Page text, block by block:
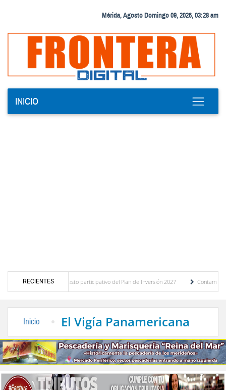
Mérida, Agosto Domingo 09, 2026, 03:28 am
INICIO
RECIENTES
del presupuesto participativo del Plan de Inversión 2027
Contaminación y
Inicio El Vigía Panamericana